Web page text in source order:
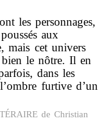
les personnages,
aux
mais cet univers
le nôtre. Il en
dans les
furtive d’un
de Christian